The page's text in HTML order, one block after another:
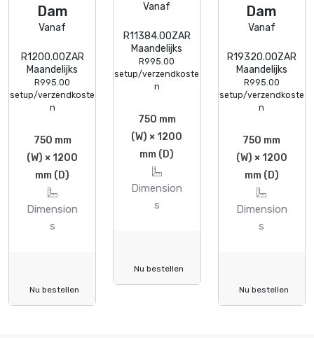
Dam
Vanaf
R1200.00ZAR
Maandelijks
R995.00
setup/verzendkoste
n
750 mm
(W) × 1200
mm (D)
Dimension
s
Nu bestellen
Vanaf
R11384.00ZAR
Maandelijks
R995.00
setup/verzendkoste
n
750 mm
(W) × 1200
mm (D)
Dimension
s
Nu bestellen
Dam
Vanaf
R19320.00ZAR
Maandelijks
R995.00
setup/verzendkoste
n
750 mm
(W) × 1200
mm (D)
Dimension
s
Nu bestellen